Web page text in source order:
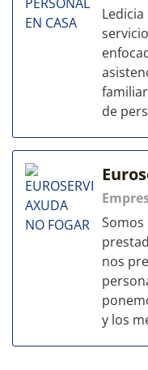
de
nos
y los